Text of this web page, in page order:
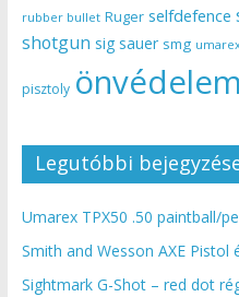
rubber bullet Ruger selfdefence
shotgun sig sauer smg
pisztoly önvédelem
Legutóbbi
Umarex TPX50 .50 paintball/
Smith and Wesson AXE Pistol
Sightmark G-Shot – red dot